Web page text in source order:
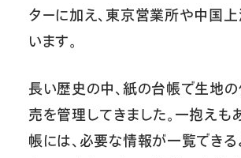
ターに加え、東京営業所や中国
います。
長い歴史の中、紙の台帳で生地
売を管理してきました。一抱えも
帳には、必要な情報が一覧でき